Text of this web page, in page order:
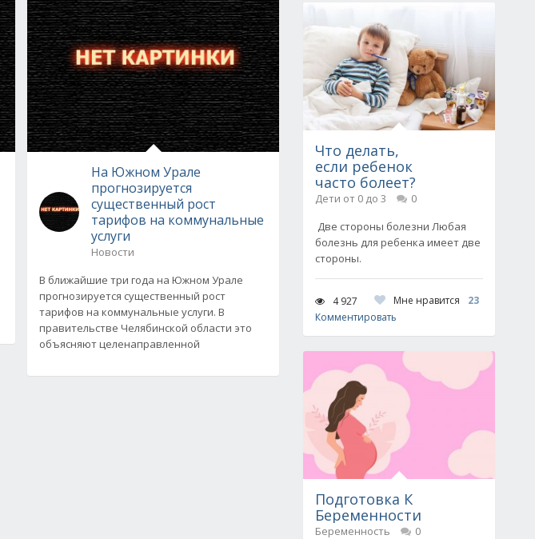
На Южном Урале
прогнозируется
существенный рост
тарифов на коммунальные
услуги
Новости
В ближайшие три года на Южном Урале
прогнозируется существенный рост
тарифов на коммунальные услуги. В
правительстве Челябинской области это
объясняют целенаправленной
Что делать,
если ребенок
часто болеет?
Дети от 0 до 3
0
Две стороны болезни Любая
болезнь для ребенка имеет две
стороны.
4 927 Мне нравится
23
Комментировать
Подготовка К
Беременности
Беременность
0